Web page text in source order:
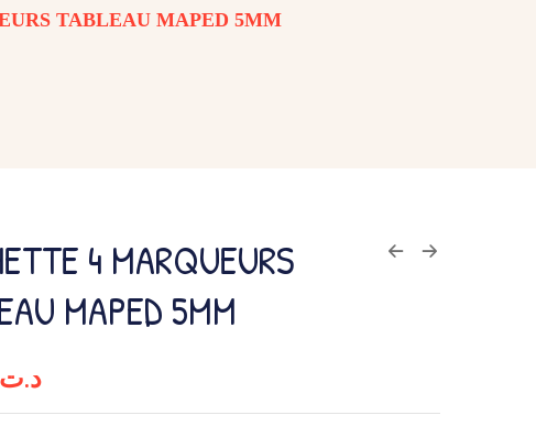
TABLEAU MAPED 5MM
4 MARQUEURS
MAPED 5MM
د.ت